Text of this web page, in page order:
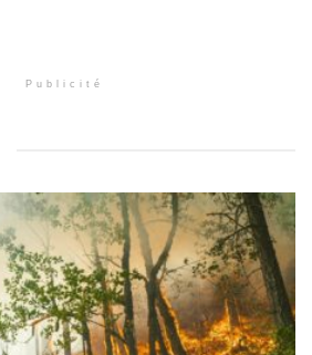
Publicité